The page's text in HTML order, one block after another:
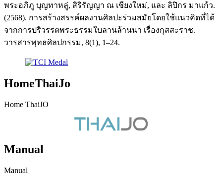
พระอภิภู บุญทาหลู่, สิริรัญญา ณ เชียงใหม่, และ ลิปิกร มาแก้ว.
(2568). การสร้างสรรค์ผลงานศิลปะร่วมสมัยโดยใช้แนวคิดที่ได้
จากการปริวรรตพระธรรมใบลานล้านนา เรื่องกุสสะราช.
วารสารพุทธศิลปกรรม, 8(1), 1–24.
HomeThaiJo
Home ThaiJO
Manual
Manual